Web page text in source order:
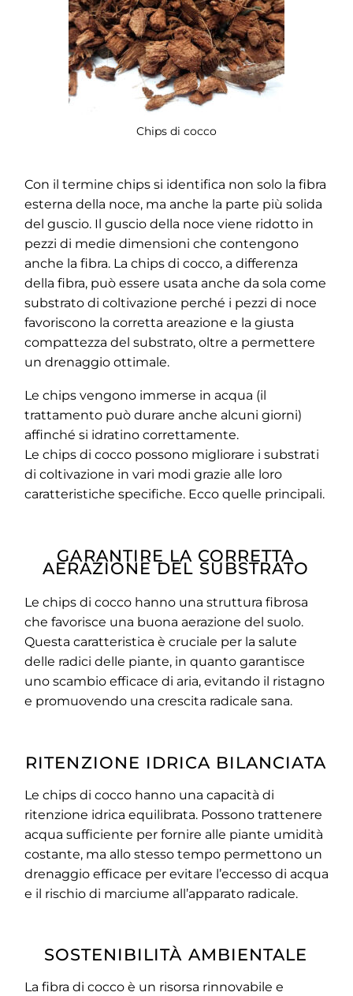
Chips di cocco
Con il termine chips si identifica non solo la fibra
esterna della noce, ma anche la parte più solida
del guscio. Il guscio della noce viene ridotto in
pezzi di medie dimensioni che contengono
anche la fibra. La chips di cocco, a differenza
della fibra, può essere usata anche da sola come
substrato di coltivazione perché i pezzi di noce
favoriscono la corretta areazione e la giusta
compattezza del substrato, oltre a permettere
un drenaggio ottimale.
Le chips vengono immerse in acqua (il
trattamento può durare anche alcuni giorni)
affinché si idratino correttamente.
Le chips di cocco possono migliorare i substrati
di coltivazione in vari modi grazie alle loro
caratteristiche specifiche. Ecco quelle principali.
GARANTIRE LA CORRETTA
AERAZIONE DEL SUBSTRATO
Le chips di cocco hanno una struttura fibrosa
che favorisce una buona aerazione del suolo.
Questa caratteristica è cruciale per la salute
delle radici delle piante, in quanto garantisce
uno scambio efficace di aria, evitando il ristagno
e promuovendo una crescita radicale sana.
RITENZIONE IDRICA BILANCIATA
Le chips di cocco hanno una capacità di
ritenzione idrica equilibrata. Possono trattenere
acqua sufficiente per fornire alle piante umidità
costante, ma allo stesso tempo permettono un
drenaggio efficace per evitare l’eccesso di acqua
e il rischio di marciume all’apparato radicale.
SOSTENIBILITÀ AMBIENTALE
La fibra di cocco è un risorsa rinnovabile e